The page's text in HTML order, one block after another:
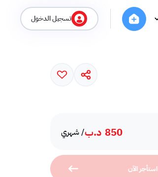
تسجيل الدخول
850 د.ب/ شهري
استأجر الآن